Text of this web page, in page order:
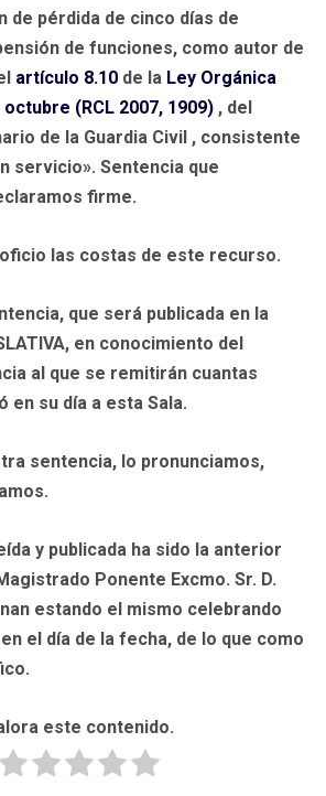
de pérdida de cinco días de
de funciones, como autor de
artículo 8.10 de la Ley Orgánica
(RCL 2007, 1909) , del
de la Guardia Civil , consistente
servicio». Sentencia que
firme.
las costas de este recurso.
que será publicada en la
en conocimiento del
al que se remitirán cuantas
en su día a esta Sala.
sentencia, lo pronunciamos,
y publicada ha sido la anterior
Ponente Excmo. Sr. D.
estando el mismo celebrando
el día de la fecha, de lo que como
este contenido.